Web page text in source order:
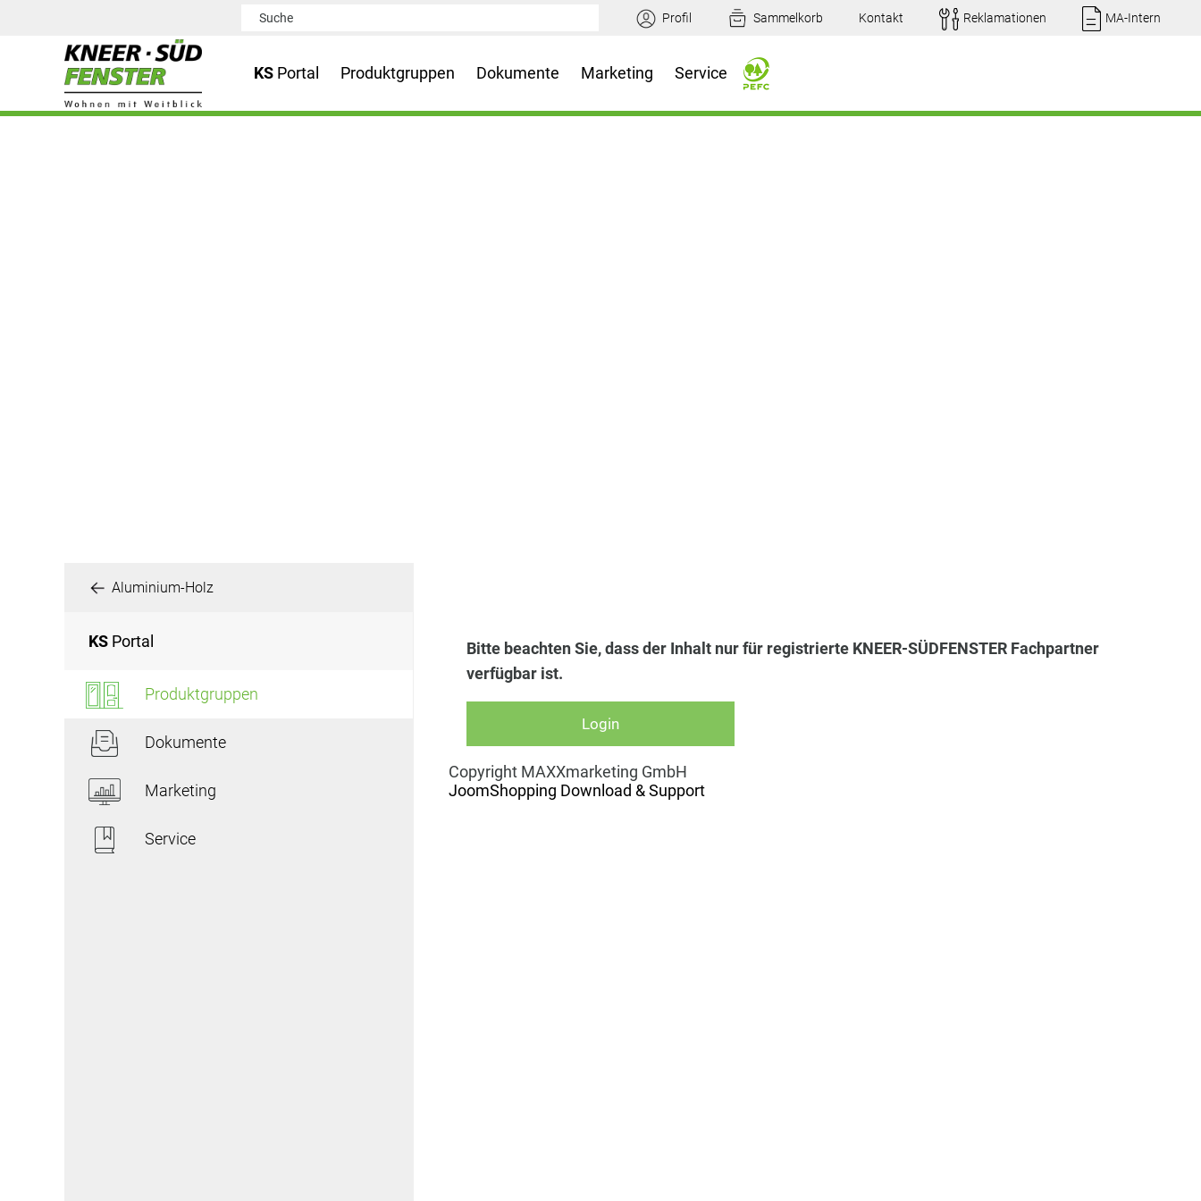
KS Portal Produktgruppen Dokumente Marketing Service
Aluminium-Holz
KS Portal
Produktgruppen
Dokumente
Marketing
Service
Bitte beachten Sie, dass der Inhalt nur für registrierte KNEER-SÜDFENSTER Fachpartner
verfügbar ist.
Copyright MAXXmarketing GmbH
JoomShopping Download & Support
Profil Sammelkorb Kontakt Reklamationen MA-Intern